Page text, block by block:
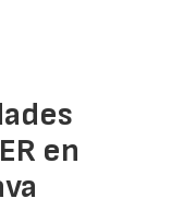
en